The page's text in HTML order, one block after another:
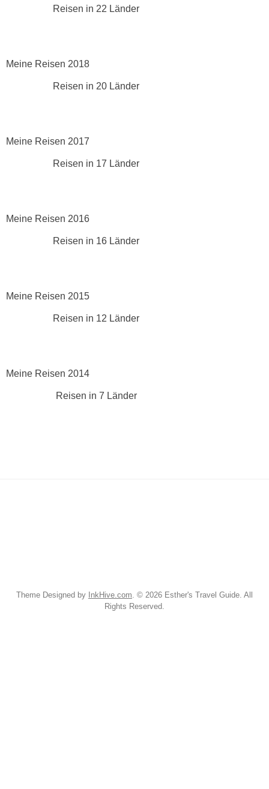
Reisen in 22 Länder
Meine Reisen 2018
Reisen in 20 Länder
Meine Reisen 2017
Reisen in 17 Länder
Meine Reisen 2016
Reisen in 16 Länder
Meine Reisen 2015
Reisen in 12 Länder
Meine Reisen 2014
Reisen in 7 Länder
Theme Designed by InkHive.com © 2026 Esther's Travel Guide. All
Rights Reserved.